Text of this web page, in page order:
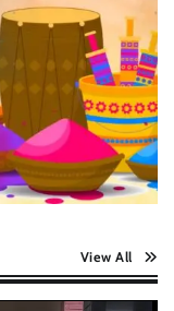
View All